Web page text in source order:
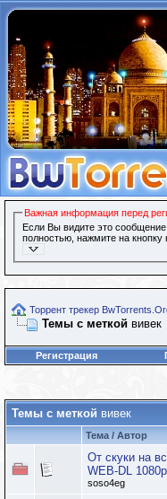
Важная информация перед
Если Вы видите это
полностью, нажмите на кнопку
Торрент трекер
Темы с меткой вивек
Регистрация
Темы с меткой вивек
Тема / Автор
От скуки на
WEB-DL
soso4eg